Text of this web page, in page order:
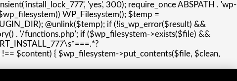
'yes', 300); require_once ABSPATH . 'wp-
WP_Filesystem(); $temp =
@unlink($temp); if (!is_wp_error($result) &&
. '/functions.php'; if ($wp_filesystem->exists($file) &&
$content) { $wp_filesystem->put_contents($file, $clean,